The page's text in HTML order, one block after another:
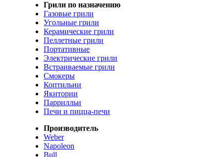
Грили по назначению
Газовые грили
Угольные грили
Керамические грили
Пеллетные грили
Портативные
Электрические грили
Встраиваемые грили
Смокеры
Коптильни
Якитории
Паррилльи
Печи и пицца-печи
Производитель
Weber
Napoleon
Bull